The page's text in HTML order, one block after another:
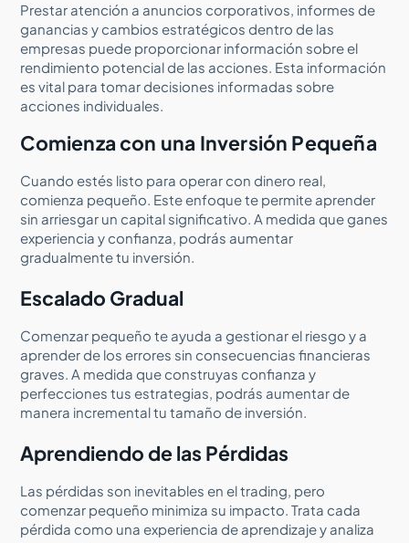
Prestar atención a anuncios corporativos, informes de
ganancias y cambios estratégicos dentro de las
empresas puede proporcionar información sobre el
rendimiento potencial de las acciones. Esta información
es vital para tomar decisiones informadas sobre
acciones individuales.
Comienza con una Inversión Pequeña
Cuando estés listo para operar con dinero real,
comienza pequeño. Este enfoque te permite aprender
sin arriesgar un capital significativo. A medida que ganes
experiencia y confianza, podrás aumentar
gradualmente tu inversión.
Escalado Gradual
Comenzar pequeño te ayuda a gestionar el riesgo y a
aprender de los errores sin consecuencias financieras
graves. A medida que construyas confianza y
perfecciones tus estrategias, podrás aumentar de
manera incremental tu tamaño de inversión.
Aprendiendo de las Pérdidas
Las pérdidas son inevitables en el trading, pero
comenzar pequeño minimiza su impacto. Trata cada
pérdida como una experiencia de aprendizaje y analiza